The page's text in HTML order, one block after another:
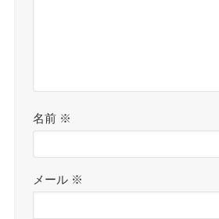
名前 ※
メール ※